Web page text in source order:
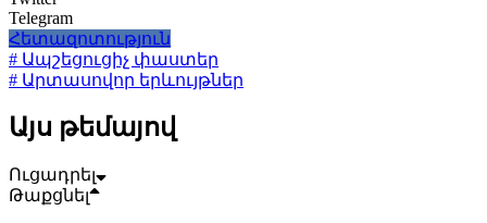
Telegram
Հետազոտություն
# Ապշեցուցիչ փաստեր
# Արտասովոր երևույթներ
Այս թեմայով
Ուցադրել
Թաքցնել